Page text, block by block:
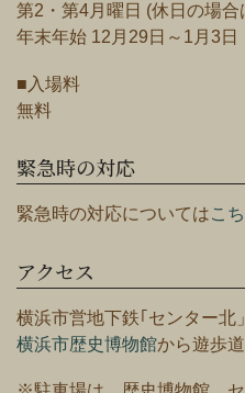
第2・第4月曜日 (休日の場合
年末年始 12月29日～1月3日
■入場料
無料
緊急時の対応
緊急時の対応についてはこ
アクセス
横浜市営地下鉄｢センター北
横浜市歴史博物館から遊歩